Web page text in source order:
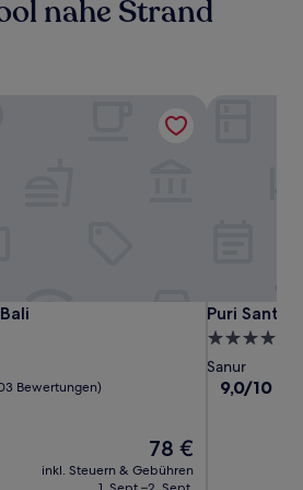
nahe Strand
Bewertungen)
Der
Preis
beträgt
78 €
inkl. Steuern & Gebühren
Puri
Puri
4.0-
Sterne-
Unterkunft
Sanur
9.0
9,0/10